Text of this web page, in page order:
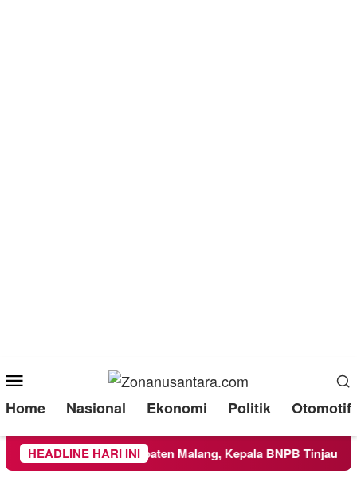
Menu
Home Nasional Ekonomi Politik Otomotif
HEADLINE HARI INI
Wilayah Kabupaten Malang, Kepala BNPB Tinjau Langsung